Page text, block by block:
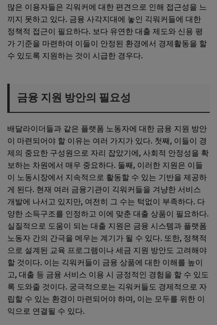
많은 이용자들은 긱워커에 대한 편견으로 인해 접근성을 느
끼지 못하고 있다. 금융 사각지대에 놓인 긱워커들에 대한
정책적 접근이 필요하다. 보다 유연한 대출 제도와 신용 평
가 기준을 마련하여 이들이 안정된 환경에서 경제활동을 할
수 있도록 지원하는 것이 시급한 경우다.
금융 지원 방안의 필요성
배달라이더들과 같은 플랫폼 노동자에 대한 금융 지원 방안
이 마련되어야 할 이유는 여러 가지가 있다. 첫째, 이들이 경
제의 중요한 구성원으로 자리 잡았기에, 사회적 안정성을 확
보하는 차원에서 매우 중요하다. 둘째, 이러한 지원은 이들
이 노동시장에서 지속적으로 활동할 수 있는 기반을 제공하
게 된다. 현재 여러 금융기관이 긱워커들을 겨냥한 서비스
개발에 나서고 있지만, 여전히 그 수는 턱없이 부족하다. 다
양한 소득구조를 인정하고 이에 맞춘 대출 상품이 필요하다.
실질적으로 도움이 되는 대출 지원은 금융 시스템과 플랫폼
노동자 간의 간극을 메우는 계기가 될 수 있다. 또한, 정책적
으로 설계된 교육 프로그램이나 세금 지원 방안도 고려해야
할 것이다. 이는 긱워커들이 금융 상품에 대한 이해를 높이
고, 대출 등 금융 서비스 이용 시 긍정적인 경험을 할 수 있도
록 도와줄 것이다. 궁극적으로는 긱워커들도 경제적으로 자
립할 수 있는 환경이 마련되어야 하며, 이는 모두를 위한 이
익으로 연결될 수 있다.